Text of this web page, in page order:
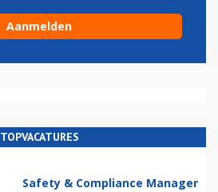
TOPVACATURES
Safety & Compliance Manager